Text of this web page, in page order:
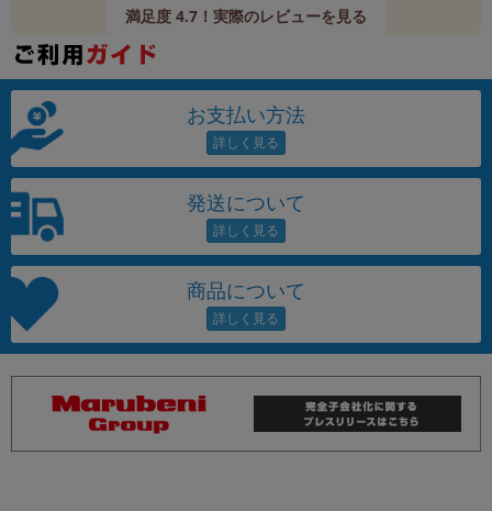
満足度 4.7！実際のレビューを見る
お支払い方法
発送について
商品について